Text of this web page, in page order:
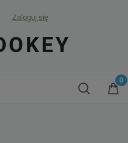
Zaloguj się